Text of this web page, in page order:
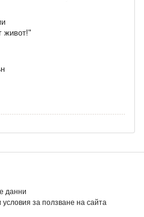
живот!"
данни
за ползване на сайта